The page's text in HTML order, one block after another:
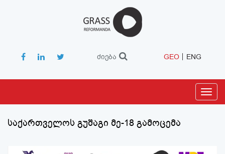
ძიება GEO ENG
საქართველოს გუშაგი მე-18 გამოცემა